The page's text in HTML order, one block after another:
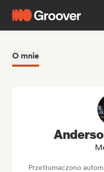
O mnie
Przetłumaczono